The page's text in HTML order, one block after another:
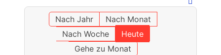
Nach Jahr
Nach Monat
Nach Woche
Heute
Gehe zu Monat